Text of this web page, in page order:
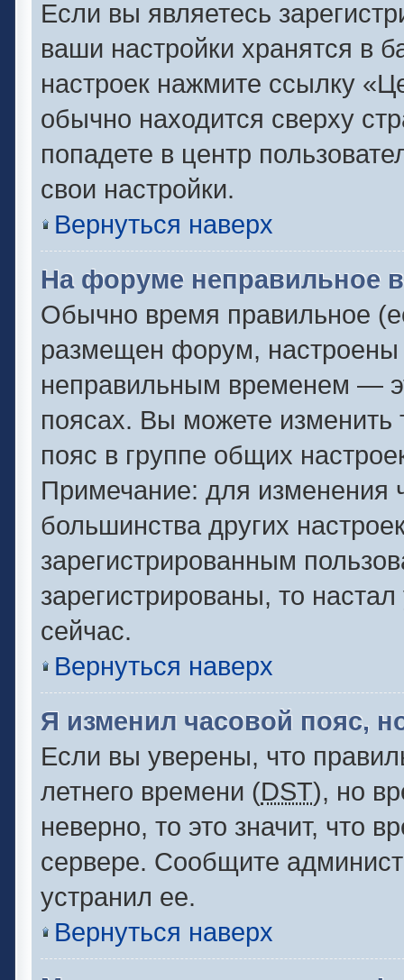
Если вы являетесь
ваши настройки хранятся в
настроек нажмите ссылку
обычно находится сверху
попадете в центр
свои настройки.
Вернуться наверх
На форуме неправильное
Обычно время правильное
размещен форум, настроены
неправильным временем —
поясах. Вы можете изменить
пояс в группе общих
Примечание: для изменения
большинства других
зарегистрированным
зарегистрированы, то
сейчас.
Вернуться наверх
Я изменил часовой пояс,
Если вы уверены, что
летнего времени (DST), но
неверно, то это значит, что
сервере. Сообщите
устранил ее.
Вернуться наверх